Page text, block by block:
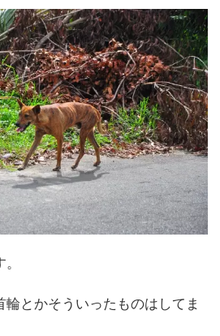
とかそういったものはしてま